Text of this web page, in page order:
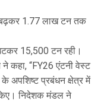
बढ़कर 1.77 लाख टन तक
15,500 टन रही।
कहा, “FY26 एंटनी वेस्ट
के अपशिष्ट प्रबंधन क्षेत्र में
निदेशक मंडल ने